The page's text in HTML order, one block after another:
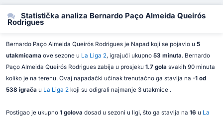
Statistička analiza Bernardo Paço Almeida Queirós
Rodrigues
Bernardo Paço Almeida Queirós Rodrigues je Napad koji se pojavio u 5
utakmicama ove sezone u La Liga 2, igrajući ukupno 53 minuta. Bernardo
Paço Almeida Queirós Rodrigues zabija u prosjeku 1.7 gola svakih 90 minuta
koliko je na terenu. Ovaj napadački učinak trenutačno ga stavlja na -1 od
538 igrača u La Liga 2koji su odigrali najmanje 3 utakmice .
Postigao je ukupno 1 golova dosad u sezoni u ligi, što ga stavlja na 16 u La